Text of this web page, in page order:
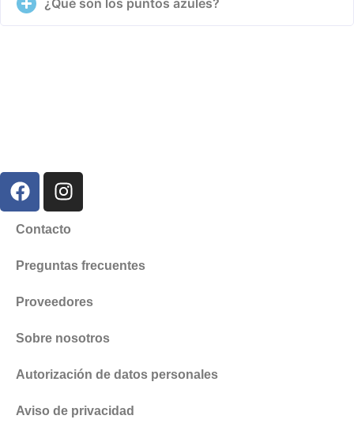
¿Qué son los puntos azules?
Contacto
Preguntas frecuentes
Proveedores
Sobre nosotros
Autorización de datos personales
Aviso de privacidad